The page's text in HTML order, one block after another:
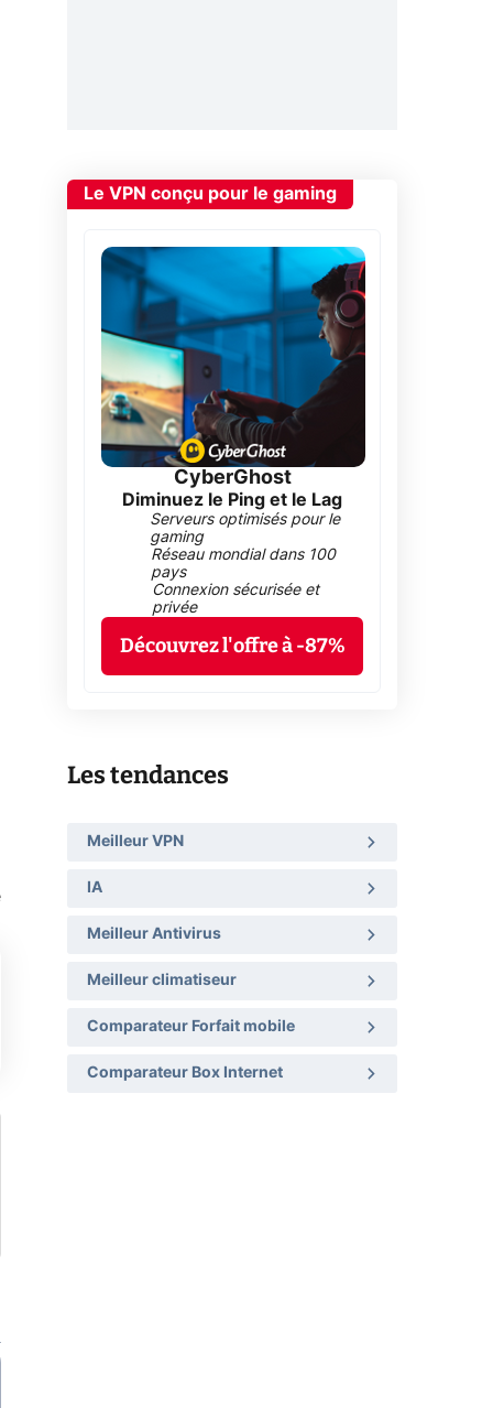
Le VPN conçu pour le gaming
CyberGhost
Diminuez le Ping et le Lag
Serveurs optimisés pour le
gaming
Réseau mondial dans 100
pays
Connexion sécurisée et
privée
Découvrez l'offre à -87%
Les tendances
Meilleur VPN
IA
Meilleur Antivirus
Meilleur climatiseur
Comparateur Forfait mobile
Comparateur Box Internet